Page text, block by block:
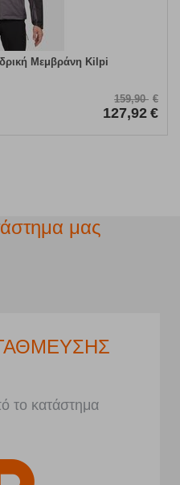
Μεμβράνη Kilpi
159,90 €
127,92 €
μας
κατάστημα